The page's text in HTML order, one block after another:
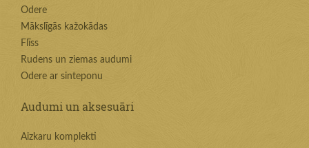
Odere
Mākslīgās kažokādas
Flīss
Rudens un ziemas audumi
Odere ar sinteponu
Audumi un aksesuāri
Aizkaru komplekti